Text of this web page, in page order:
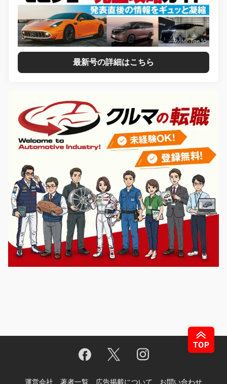
最新号の詳細はこちら
運営会社 著者一覧 広告掲載について お問い合わせ